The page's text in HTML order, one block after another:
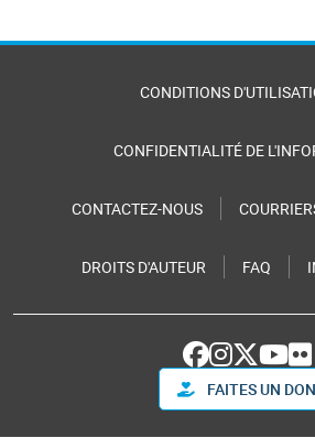
CONDITIONS
CONFIDENTIALITÉ DE
CONTACTEZ-NOUS
DROITS D'AUTEUR FAQ
FAITES UN DON